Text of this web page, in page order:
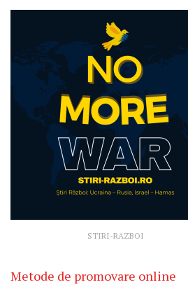
STIRI-RAZBOI
Metode de promovare online